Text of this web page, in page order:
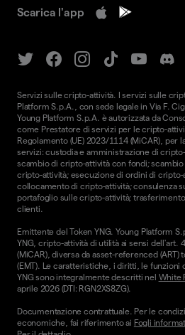
Scarica l'app
Servizi sulle cripto-attività. I servizi sulle
Platform S.p.A., con sede legale in Via F.
Young Platform S.p.A. è autorizzata da
come Prestatore di servizi per le cripto-
Regolamento (UE) 2023/1114 (MiCAR), per
servizi: custodia e amministrazione di
scambio di cripto-attività con fondi;
cripto-attività; esecuzione di ordini di
collocamento di cripto-attività; consulenza
portafoglio sulle cripto-attività;
clienti.
Emittente del Token YNG. Young Platform
YNG, cripto-attività di utilità ai sensi dell'art.
(MiCAR), diversa da asset-referenced (ART)
(EMT). Le caratteristiche, i diritti, le funzioni
YNG sono integralmente descritti nel White
aprile 2026 (DTI: RGN2XS8ZG).
Documentazione contrattuale. Per le
economiche, fai riferimento ai Fogli